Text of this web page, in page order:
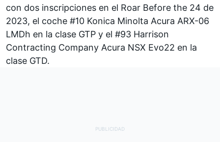
con dos inscripciones en el Roar Before the 24 de
2023, el coche #10 Konica Minolta Acura ARX-06
LMDh en la clase GTP y el #93 Harrison
Contracting Company Acura NSX Evo22 en la
clase GTD.